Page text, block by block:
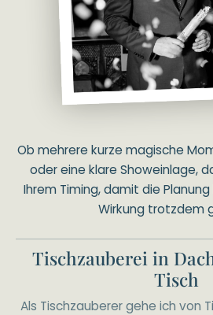
Ob mehrere kurze magische
oder eine klare Showeinlage,
Ihrem Timing, damit die
Wirkung trotzdem
Tischzauberei in
Tisch
Als Tischzauberer gehe ich von